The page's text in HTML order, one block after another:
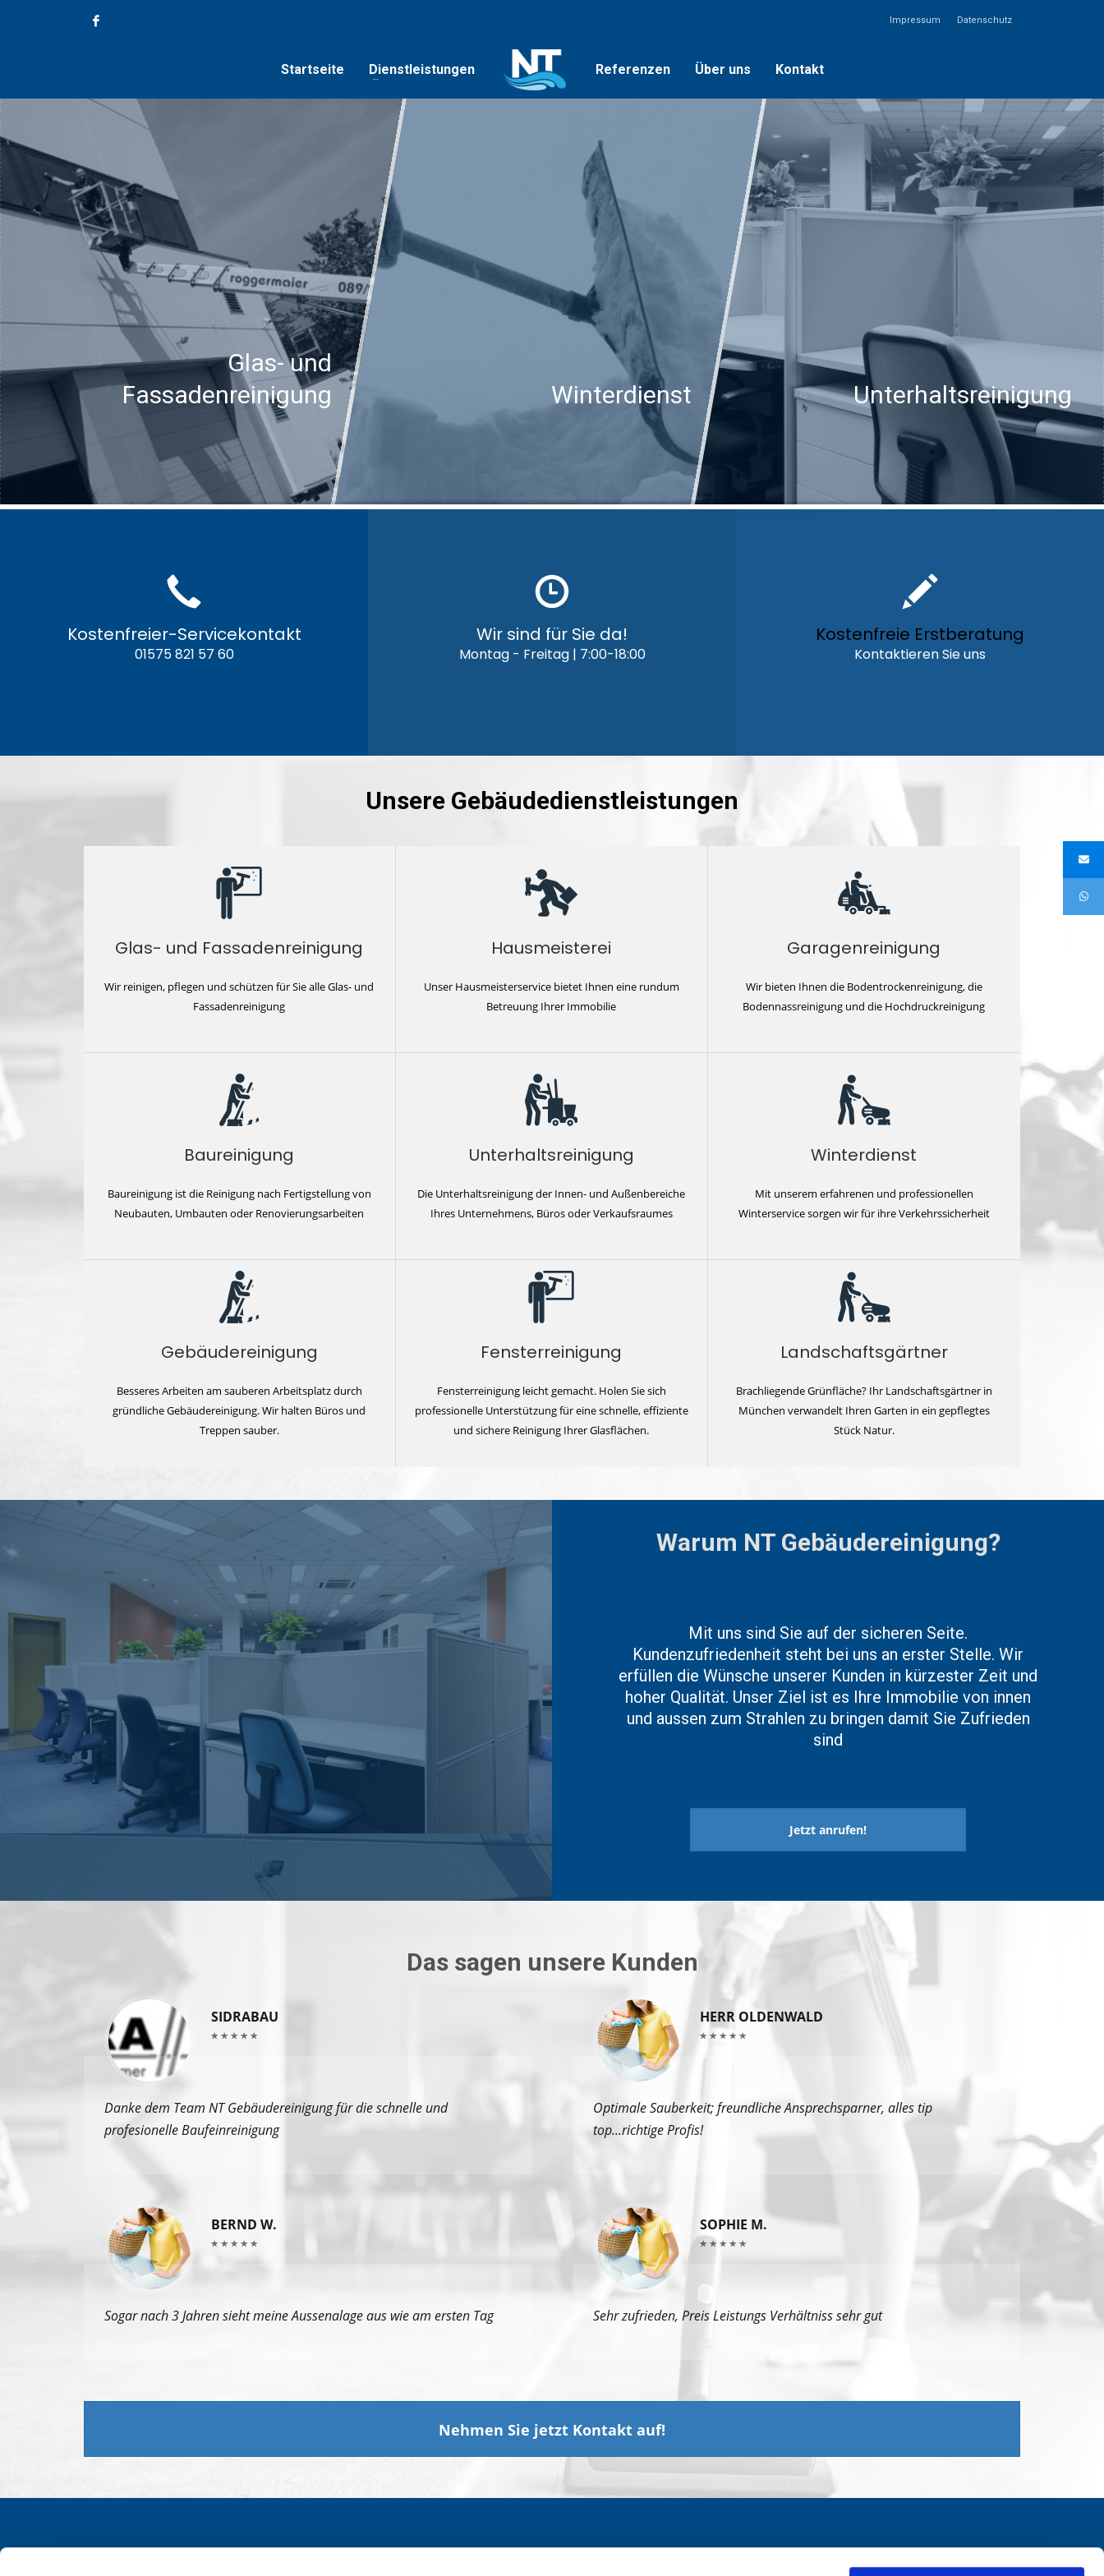
Impressum Datenschutz
Startseite Dienstleistungen Referenzen Über uns Kontakt
Glas- und
Fassadenreinigung
Winterdienst Unterhaltsreinigung
Kostenfreier-Servicekontakt
01575 821 57 60
Wir sind für Sie da!
Montag - Freitag | 7:00-18:00
Kostenfreie Erstberatung
Kontaktieren Sie uns
Unsere Gebäudedienstleistungen
Glas- und Fassadenreinigung
Wir reinigen, pflegen und schützen für Sie alle Glas- und
Fassadenreinigung
Hausmeisterei
Unser Hausmeisterservice bietet Ihnen eine rundum
Betreuung Ihrer Immobilie
Garagenreinigung
Wir bieten Ihnen die Bodentrockenreinigung, die
Bodennassreinigung und die Hochdruckreinigung
Baureinigung
Baureinigung ist die Reinigung nach Fertigstellung von
Neubauten, Umbauten oder Renovierungsarbeiten
Unterhaltsreinigung
Die Unterhaltsreinigung der Innen- und Außenbereiche
Ihres Unternehmens, Büros oder Verkaufsraumes
Winterdienst
Mit unserem erfahrenen und professionellen
Winterservice sorgen wir für ihre Verkehrssicherheit
Gebäudereinigung
Besseres Arbeiten am sauberen Arbeitsplatz durch
gründliche Gebäudereinigung. Wir halten Büros und
Treppen sauber.
Fensterreinigung
Fensterreinigung leicht gemacht. Holen Sie sich
professionelle Unterstützung für eine schnelle, effiziente
und sichere Reinigung Ihrer Glasflächen.
Landschaftsgärtner
Brachliegende Grünfläche? Ihr Landschaftsgärtner in
München verwandelt Ihren Garten in ein gepflegtes
Stück Natur.
Warum NT Ge­bäu­de­rei­ni­gung?
Mit uns sind Sie auf der sicheren Seite.
Kundenzufriedenheit steht bei uns an erster Stelle. Wir
erfüllen die Wünsche unserer Kunden in kürzester Zeit und
hoher Qualität. Unser Ziel ist es Ihre Immobilie von innen
und aussen zum Strahlen zu bringen damit Sie Zufrieden
sind
Jetzt anrufen!
Das sagen unsere Kunden
SIDRABAU
Danke dem Team NT Gebäudereinigung für die schnelle und
profesionelle Baufeinreinigung
HERR OLDENWALD
Optimale Sauberkeit; freundliche Ansprechsparner, alles tip
top...richtige Profis!
BERND W.
Sogar nach 3 Jahren sieht meine Aussenalage aus wie am ersten Tag
SOPHIE M.
Sehr zufrieden, Preis Leistungs Verhältniss sehr gut
Nehmen Sie jetzt Kontakt auf!